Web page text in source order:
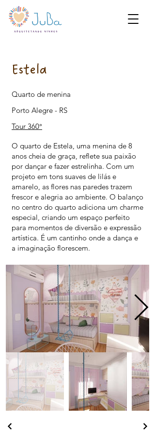
Estela
Quarto de menina
Porto Alegre - RS
Tour 360°
O quarto de Estela, uma menina de 8
anos cheia de graça, reflete sua paixão
por dançar e fazer estrelinha. Com um
projeto em tons suaves de lilás e
amarelo, as flores nas paredes trazem
frescor e alegria ao ambiente. O balanço
no centro do quarto adiciona um charme
especial, criando um espaço perfeito
para momentos de diversão e expressão
artística. É um cantinho onde a dança e
a imaginação florescem.